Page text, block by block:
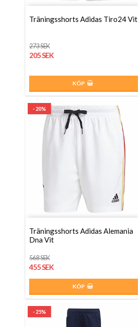
Träningsshorts Adidas Tiro24 Vit
273 SEK
205 SEK
KÖP
- 20%
Träningsshorts Adidas Alemania
Dna Vit
568 SEK
455 SEK
KÖP
- 25%